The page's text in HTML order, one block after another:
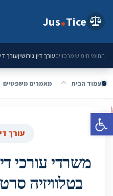
פתח סרגל נגישות
Jus Tice
תחומי חיפוש מרכזייםעורך דין גירושיןעורך
עמוד הבית מאמרים משפטיים
עורך
משרדי עורכי
בטלוויזיה